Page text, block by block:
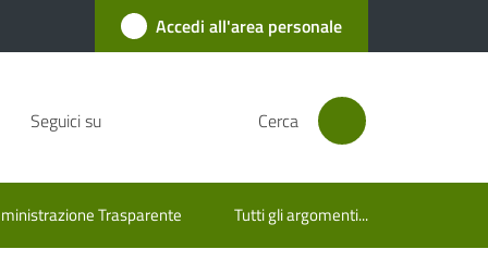
Accedi all'area personale
Seguici su Cerca
Trasparente Tutti gli argomenti...